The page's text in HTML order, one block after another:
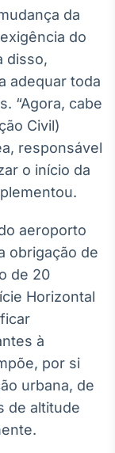
da
do
disso,
adequar toda
“Agora, cabe
Civil)
responsável
o início da
aeroporto
obrigação de
de 20
Horizontal
à
por si
urbana, de
de altitude